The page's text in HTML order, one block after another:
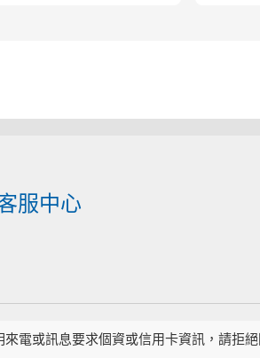
服中心
電或訊息要求個資或信用卡資訊，請拒